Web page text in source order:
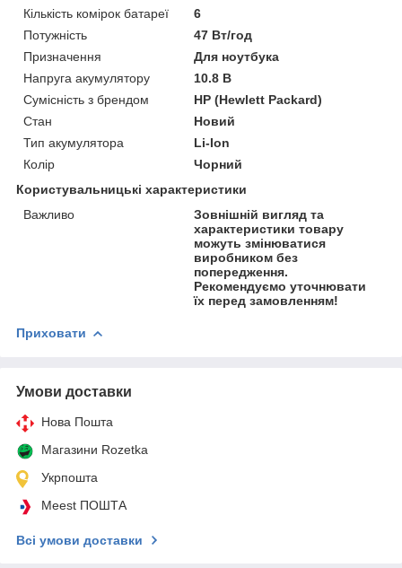
Кількість комірок батареї
6
Потужність
47 Вт/год
Призначення
Для ноутбука
Напруга акумулятору
10.8 В
Сумісність з брендом
HP (Hewlett Packard)
Стан
Новий
Тип акумулятора
Li-Ion
Колір
Чорний
Користувальницькі характеристики
Важливо
Зовнішній вигляд та
характеристики товару
можуть змінюватися
виробником без
попередження.
Рекомендуємо уточнювати
їх перед замовленням!
Приховати
Умови доставки
Нова Пошта
Магазини Rozetka
Укрпошта
Meest ПОШТА
Всі умови доставки